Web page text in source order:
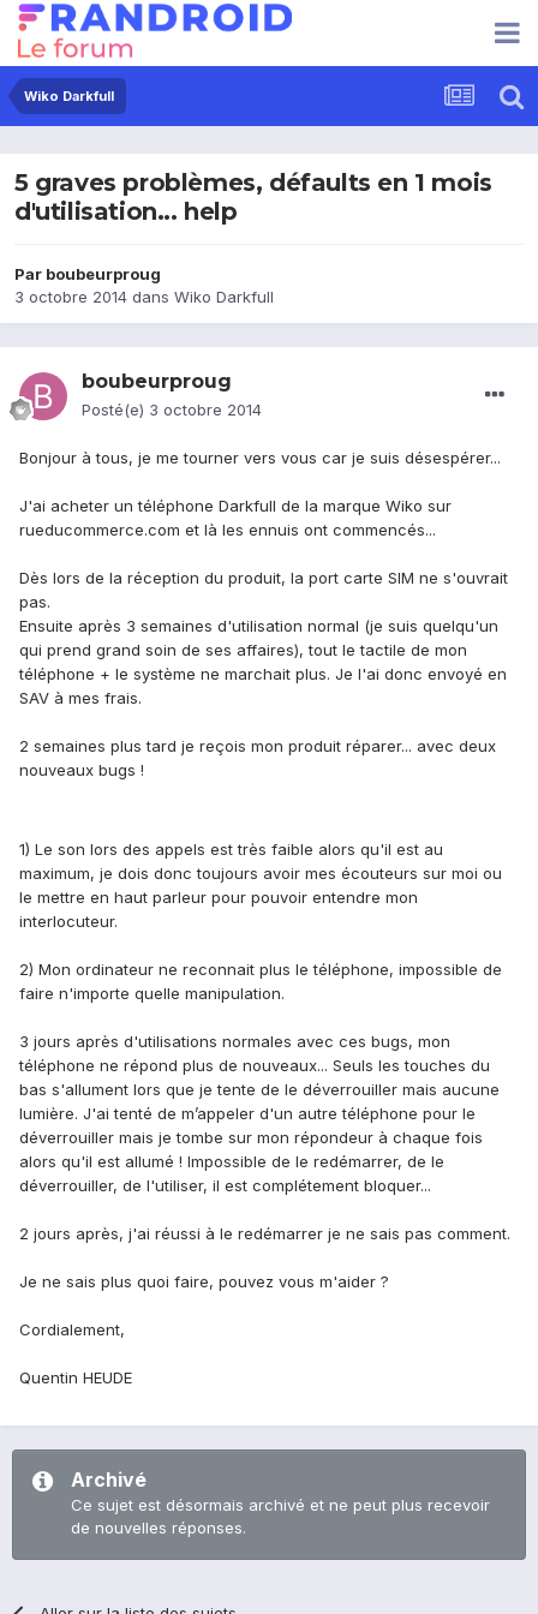
Wiko Darkfull
5 graves problèmes, défaults en 1 mois
d'utilisation... help
Par boubeurproug
3 octobre 2014 dans Wiko Darkfull
boubeurproug
Posté(e) 3 octobre 2014
Bonjour à tous, je me tourner vers vous car je suis désespérer...
J'ai acheter un téléphone Darkfull de la marque Wiko sur
rueducommerce.com et là les ennuis ont commencés...
Dès lors de la réception du produit, la port carte SIM ne s'ouvrait
pas.
Ensuite après 3 semaines d'utilisation normal (je suis quelqu'un
qui prend grand soin de ses affaires), tout le tactile de mon
téléphone + le système ne marchait plus. Je l'ai donc envoyé en
SAV à mes frais.
2 semaines plus tard je reçois mon produit réparer... avec deux
nouveaux bugs !
1) Le son lors des appels est très faible alors qu'il est au
maximum, je dois donc toujours avoir mes écouteurs sur moi ou
le mettre en haut parleur pour pouvoir entendre mon
interlocuteur.
2) Mon ordinateur ne reconnait plus le téléphone, impossible de
faire n'importe quelle manipulation.
3 jours après d'utilisations normales avec ces bugs, mon
téléphone ne répond plus de nouveaux... Seuls les touches du
bas s'allument lors que je tente de le déverrouiller mais aucune
lumière. J'ai tenté de m’appeler d'un autre téléphone pour le
déverrouiller mais je tombe sur mon répondeur à chaque fois
alors qu'il est allumé ! Impossible de le redémarrer, de le
déverrouiller, de l'utiliser, il est complétement bloquer...
2 jours après, j'ai réussi à le redémarrer je ne sais pas comment.
Je ne sais plus quoi faire, pouvez vous m'aider ?
Cordialement,
Quentin HEUDE
Archivé
Ce sujet est désormais archivé et ne peut plus recevoir
de nouvelles réponses.